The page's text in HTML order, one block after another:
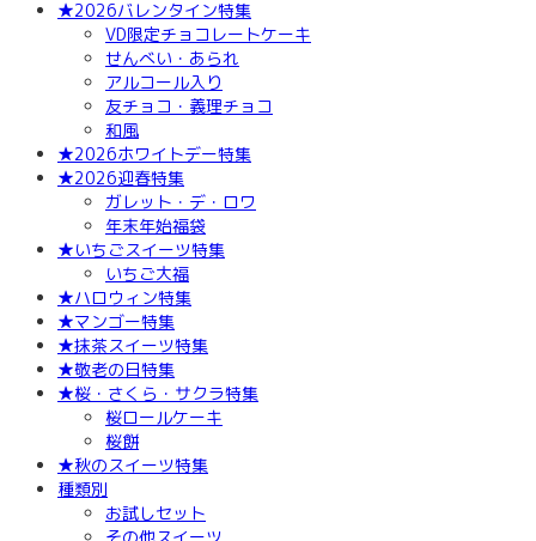
★2026バレンタイン特集
VD限定チョコレートケーキ
せんべい・あられ
アルコール入り
友チョコ・義理チョコ
和風
★2026ホワイトデー特集
★2026迎春特集
ガレット・デ・ロワ
年末年始福袋
★いちごスイーツ特集
いちご大福
★ハロウィン特集
★マンゴー特集
★抹茶スイーツ特集
★敬老の日特集
★桜・さくら・サクラ特集
桜ロールケーキ
桜餅
★秋のスイーツ特集
種類別
お試しセット